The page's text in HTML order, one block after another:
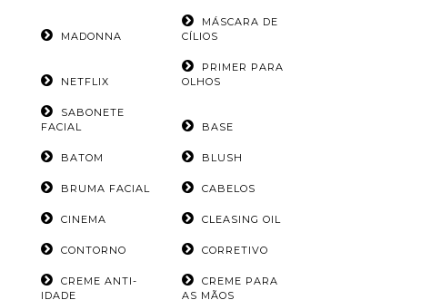
MADONNA
MÁSCARA DE
CÍLIOS
NETFLIX
PRIMER PARA
OLHOS
SABONETE
FACIAL
BASE
BATOM BLUSH
BRUMA FACIAL CABELOS
CINEMA CLEASING OIL
CONTORNO CORRETIVO
CREME ANTI-
IDADE
CREME PARA
AS MÃOS